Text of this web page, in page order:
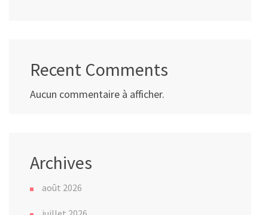
Recent Comments
Aucun commentaire à afficher.
Archives
août 2026